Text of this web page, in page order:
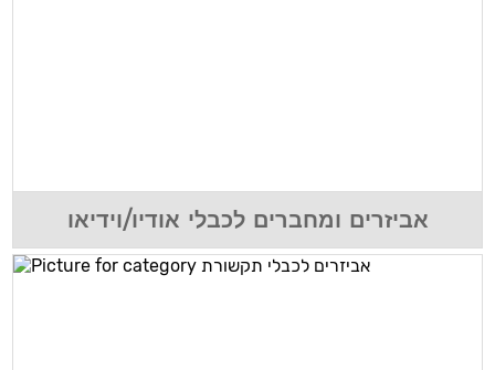
אביזרים ומחברים לכבלי אודיו/וידיאו